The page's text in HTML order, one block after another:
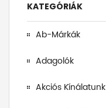
KATEGÓRIÁK
Ab-Márkák
Adagolók
Akciós Kínálatunk